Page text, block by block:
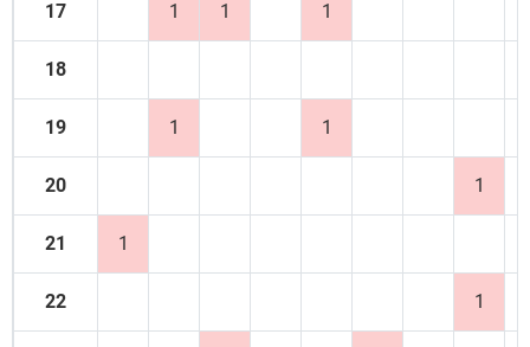
17 1 1 1
18
19 1 1
20 1
21 1
22 1